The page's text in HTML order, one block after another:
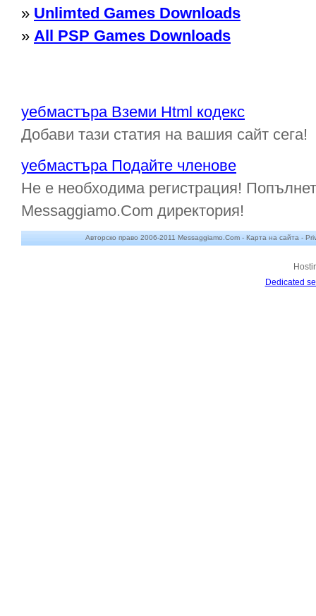
» Unlimted Games Downloads
» All PSP Games Downloads
уебмастъра Вземи Html кодекс
Добави тази статия на вашия сайт сега!
уебмастъра Подайте членове
Не е необходима регистрация!
Messaggiamo.Com директория!
Авторско право 2006-2011 Messaggiamo.Com - Карта на сайта -
Dedicated